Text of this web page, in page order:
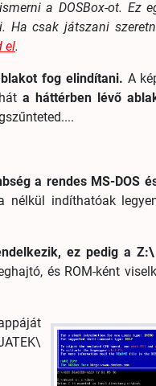
a DOSBox-ot. Ez
Ha csak játszani
el.
fog elindítani. A
a háttérben lévő
a rendes MS-DOS
nélkül indíthatóak
ez pedig a
és ROM-ként